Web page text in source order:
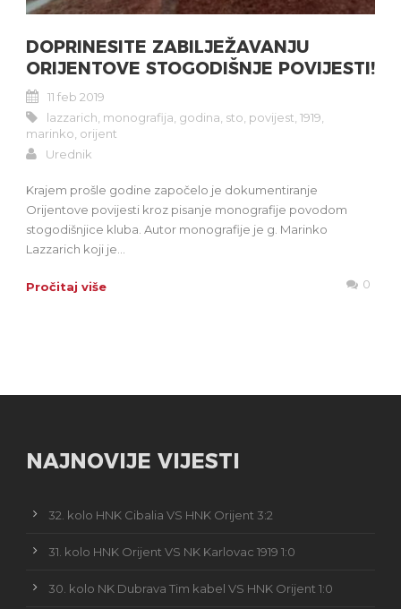
DOPRINESITE ZABILJEŽAVANJU
ORIJENTOVE STOGODIŠNJE POVIJESTI!
11 feb 2019
lazzarich monografija godina sto povijest 1919
marinko orijent
Urednik
Krajem prošle godine započelo je dokumentiranje
Orijentove povijesti kroz pisanje monografije povodom
stogodišnjice kluba. Autor monografije je g. Marinko
Lazzarich koji je...
Pročitaj više 0
NAJNOVIJE VIJESTI
32. kolo HNK Cibalia VS HNK Orijent 3:2
31. kolo HNK Orijent VS NK Karlovac 1919 1:0
30. kolo NK Dubrava Tim kabel VS HNK Orijent 1:0